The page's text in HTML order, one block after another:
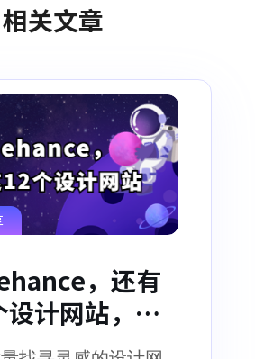
相关文章
，还有
计网站，快
！